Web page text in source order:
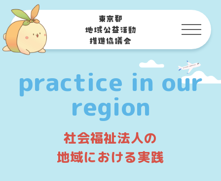
practice in our
region
社会福祉法人の
地域における実践